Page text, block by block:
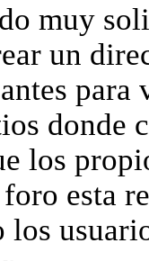
muy
un
para
donde
los
esta
los